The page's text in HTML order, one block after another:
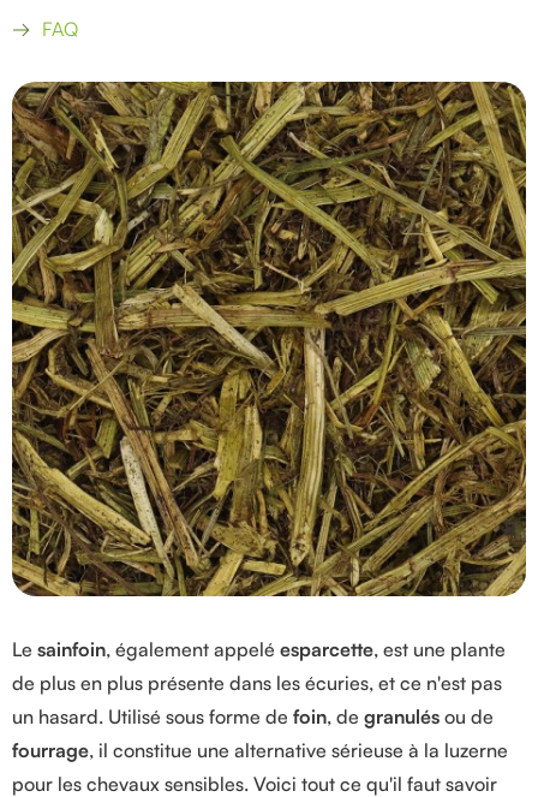
FAQ
Le sainfoin, également appelé esparcette, est une plante
de plus en plus présente dans les écuries, et ce n'est pas
un hasard. Utilisé sous forme de foin, de granulés ou de
fourrage, il constitue une alternative sérieuse à la luzerne
pour les chevaux sensibles. Voici tout ce qu'il faut savoir